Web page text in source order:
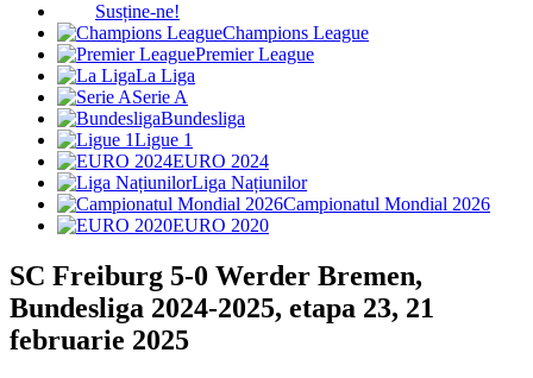
Susține-ne!
Champions League
Premier League
La Liga
Serie A
Bundesliga
Ligue 1
EURO 2024
Liga Națiunilor
Campionatul Mondial 2026
EURO 2020
SC Freiburg 5-0 Werder Bremen,
Bundesliga 2024-2025, etapa 23, 21
februarie 2025